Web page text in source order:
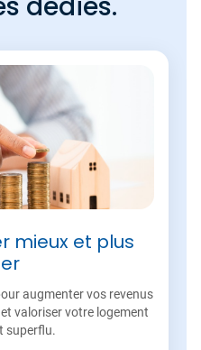
mieux et plus
augmenter vos revenus
valoriser votre logement
superflu.